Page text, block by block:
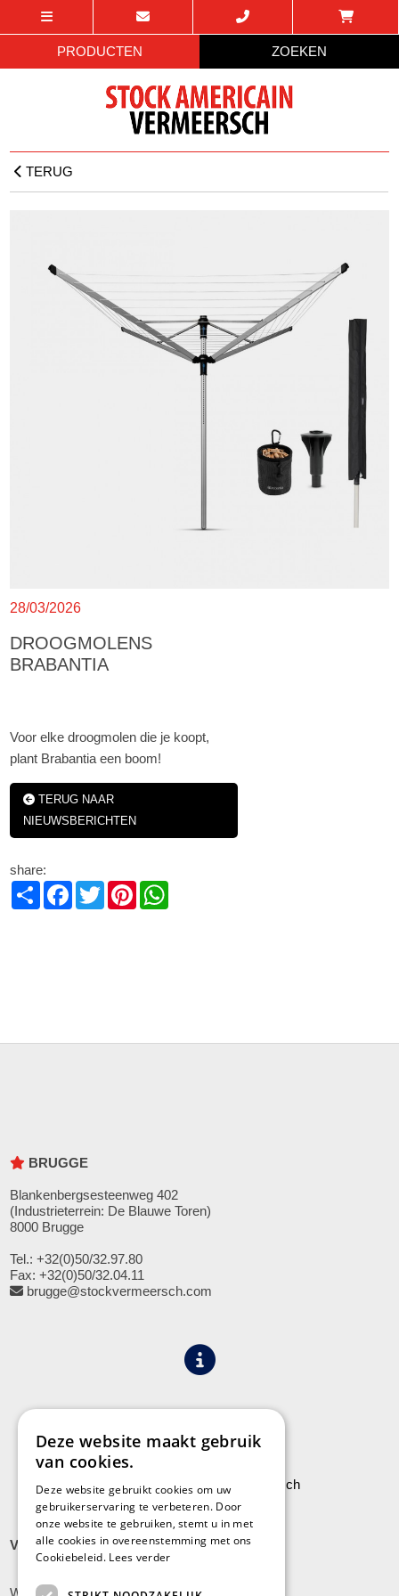
PRODUCTEN ZOEKEN
TERUG
28/03/2026
DROOGMOLENS
BRABANTIA
Voor elke droogmolen die je koopt,
plant Brabantia een boom!
TERUG NAAR
NIEUWSBERICHTEN
share:
Share Facebook
TwitterPinterest
BRUGGE
Blankenbergsesteenweg 402
(Industrieterrein: De Blauwe Toren)
8000 Brugge
Tel.: +32(0)50/32.97.80
Fax: +32(0)50/32.04.11
brugge@stockvermeersch.com
Leveringen aan Stock Vermeersch
VLADSLO
Deze website maakt gebruik
van cookies.
Deze website gebruikt cookies om uw
gebruikerservaring te verbeteren. Door
onze website te gebruiken, stemt u in met
alle cookies in overeenstemming met ons
Cookiebeleid. Lees verder